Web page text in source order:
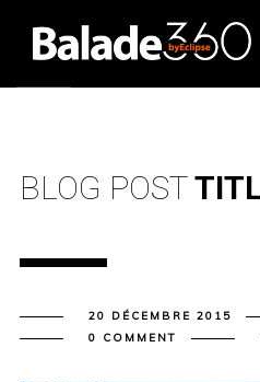
BLOG POST
20 DÉCEMBRE 2015
0 COMMENT